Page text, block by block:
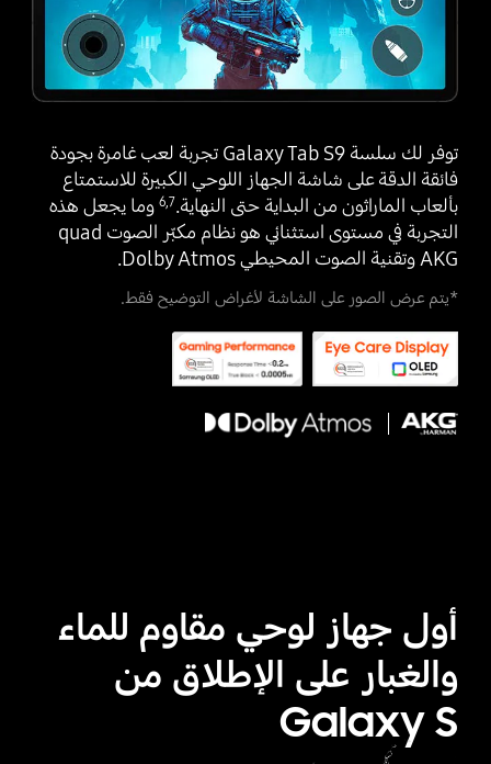
توفر لك سلسة Galaxy Tab S9 تجربة لعب غامرة بجودة
فائقة الدقة على شاشة الجهاز اللوحي الكبيرة للاستمتاع
بألعاب الماراثون من البداية حتى النهاية.‎
6,7
‎ وما يجعل هذه
التجربة في مستوى استثنائي هو نظام مكبّر الصوت quad
AKG وتقنية الصوت المحيطي Dolby Atmos.
*يتم عرض الصور على الشاشة لأغراض التوضيح فقط.
أول جهاز لوحي مقاوم للماء
والغبار على الإطلاق من
Galaxy S